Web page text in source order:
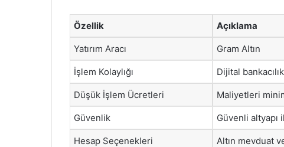
Özellik Açıklama
Yatırım Aracı Gram Altın
İşlem Kolaylığı Dijital
Düşük İşlem Ücretleri Maliyetleri
Güvenlik Güvenli altyapı
Hesap Seçenekleri Altın mevduat